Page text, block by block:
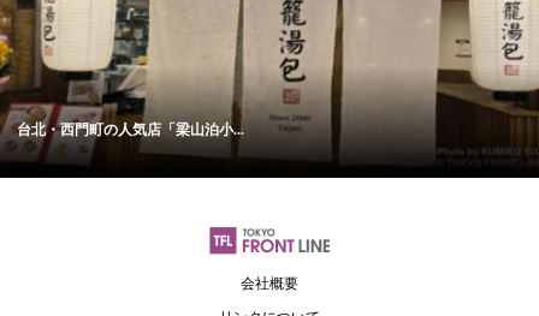
台北・西門町の人気店「梁山泊小...
会社概要